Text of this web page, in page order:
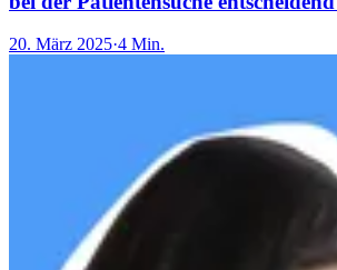
20. März 2025·4 Min.